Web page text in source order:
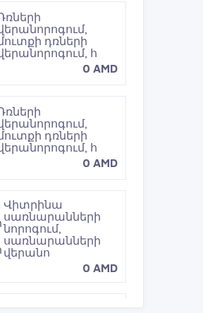
դռների
հ
0 AMD
դռների
հ
0 AMD
Վիտրինա
սառնարանների
նորոգում,
սառնարանների
վերանո
0 AMD